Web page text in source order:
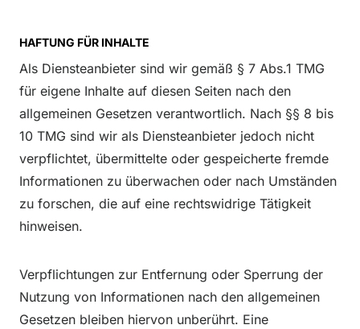
HAFTUNG FÜR INHALTE
Als Diensteanbieter sind wir gemäß § 7 Abs.1 TMG
für eigene Inhalte auf diesen Seiten nach den
allgemeinen Gesetzen verantwortlich. Nach §§ 8 bis
10 TMG sind wir als Diensteanbieter jedoch nicht
verpflichtet, übermittelte oder gespeicherte fremde
Informationen zu überwachen oder nach Umständen
zu forschen, die auf eine rechtswidrige Tätigkeit
hinweisen.
Verpflichtungen zur Entfernung oder Sperrung der
Nutzung von Informationen nach den allgemeinen
Gesetzen bleiben hiervon unberührt. Eine